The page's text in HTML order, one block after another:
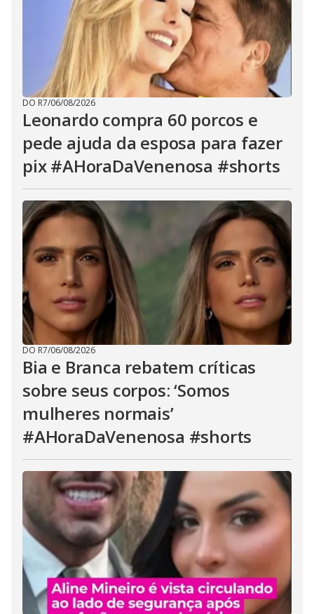
DO R7/06/08/2026
Leonardo compra 60 porcos e
pede ajuda da esposa para fazer
pix #AHoraDaVenenosa #shorts
DO R7/06/08/2026
Bia e Branca rebatem críticas
sobre seus corpos: ‘Somos
mulheres normais’
#AHoraDaVenenosa #shorts